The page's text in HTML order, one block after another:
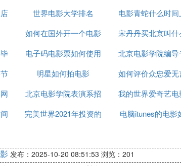
世界电影大学排名
电影青蛇什么时间
余俪拍
如何在国外开一个电影
院
宋丹丹买北京叫什
影
电子码电影票如何使用
北京电影学院编导
分数线
明星如何拍电影
如何评价众忠爱无
部电影
北京电影学院表演系招
生人数2019
我的世界爱奇艺电
全
完美世界2021年投资的
电脑itunes的电影
发布：2025-10-20 08:51:53 浏览：201